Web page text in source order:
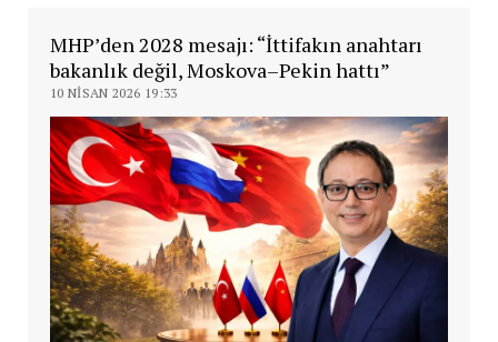
MHP’den 2028 mesajı: “İttifakın anahtarı
bakanlık değil, Moskova–Pekin hattı”
10 NISAN 2026 19:33